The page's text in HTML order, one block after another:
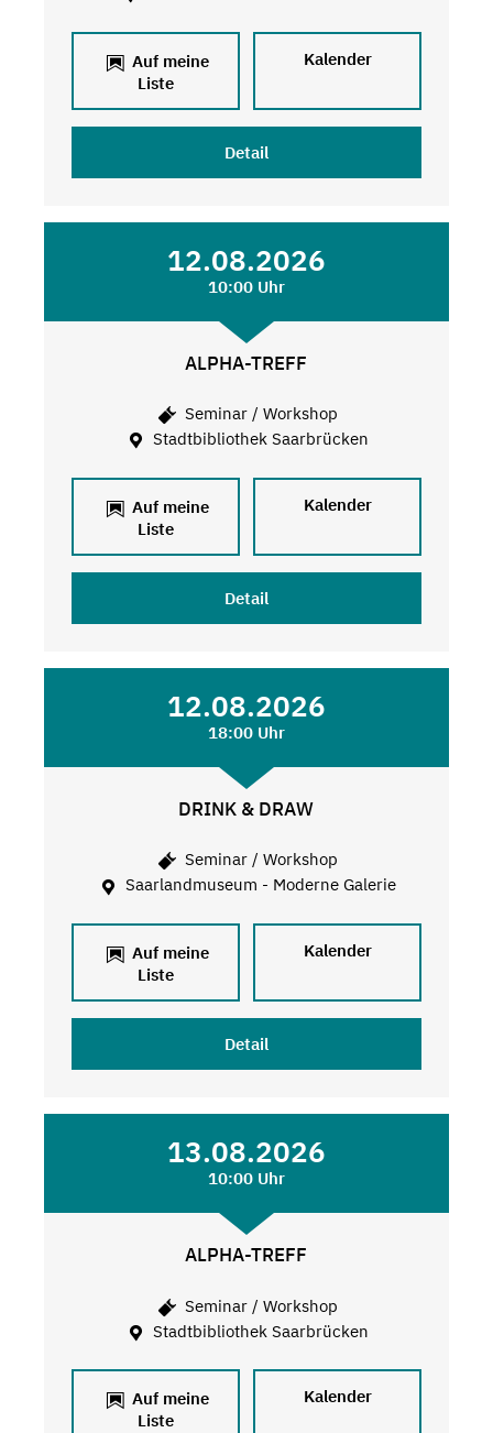
Auf meine
Liste
Kalender
Detail
12.08.2026
10:00 Uhr
ALPHA-TREFF
Seminar / Workshop
Stadtbibliothek Saarbrücken
Auf meine
Liste
Kalender
Detail
12.08.2026
18:00 Uhr
DRINK & DRAW
Seminar / Workshop
Saarlandmuseum - Moderne Galerie
Auf meine
Liste
Kalender
Detail
13.08.2026
10:00 Uhr
ALPHA-TREFF
Seminar / Workshop
Stadtbibliothek Saarbrücken
Auf meine
Liste
Kalender